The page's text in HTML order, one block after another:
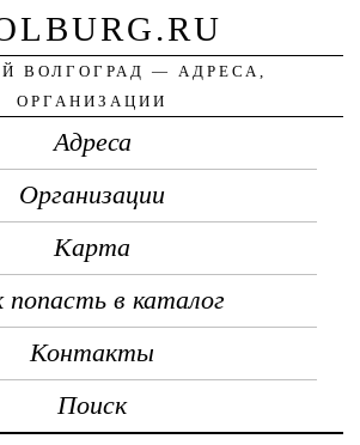
ВОЛГОГРАД — АДРЕСА,
ОРГАНИЗАЦИИ
Адреса
Организации
Карта
попасть в каталог
Контакты
Поиск